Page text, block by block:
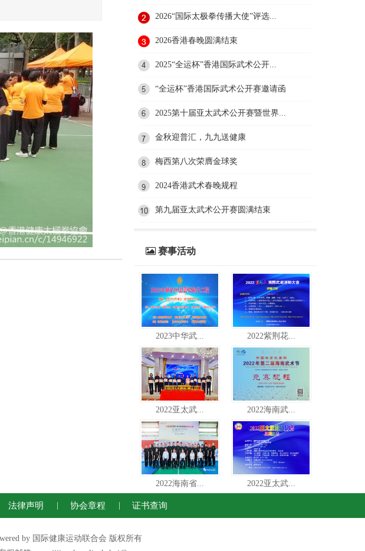
2026“国际太极拳传播大使”评选...
2026香港春晚圆满结束
2025“全运杯”香港国际武术公开...
“全运杯”香港国际武术公开赛邀请函
2025第十届亚太武术公开赛暨世界...
金秋迎普汇，九九送健康
梅西第八次荣膺金球奖
2024香港武术春晚规程
第九届亚太武术公开赛圆满结束
赛事活动
2023中华武... 2022紫荆花...
2022亚太武... 2022海南武...
2022海南省... 2022亚太武...
法律声明 协会章程 证书查询
by 国际健康运动联合会 版权所有